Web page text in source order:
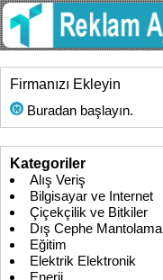
Firmanızı Ekleyin
Buradan başlayın.
Kategoriler
Alış Veriş
Bilgisayar ve Internet
Çiçekçilik ve Bitkiler
Dış Cephe Mantolama
Eğitim
Elektrik Elektronik